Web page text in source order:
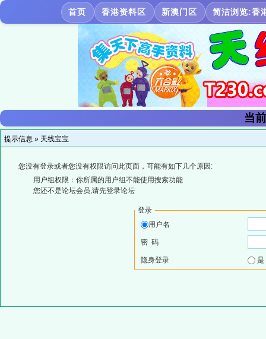
首页 香港资料区 新澳门区 简洁浏览:香
当
提示信息 » 天线宝宝
您没有登录或者您没有权限访问此页面，可能有如下几个原因:
用户组权限：你所属的用户组不能使用搜索功能
您还不是论坛会员,请先登录论坛
登录
用户名
密 码
隐身登录